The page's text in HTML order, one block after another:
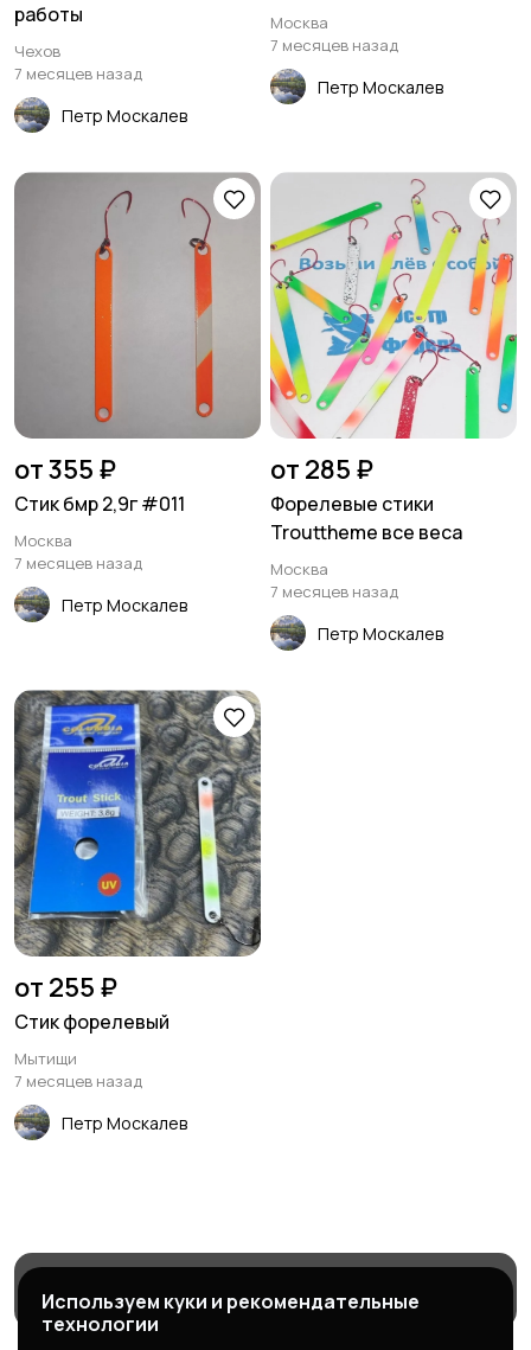
работы
Чехов
7 месяцев назад
Петр Москалев
Москва
7 месяцев назад
Петр Москалев
от 355 ₽
Стик бмр 2,9г #011
Москва
7 месяцев назад
Петр Москалев
от 285 ₽
Форелевые стики
Trouttheme все веса
Москва
7 месяцев назад
Петр Москалев
от 255 ₽
Стик форелевый
Мытищи
7 месяцев назад
Петр Москалев
Магазины
Используем куки и рекомендательные
технологии